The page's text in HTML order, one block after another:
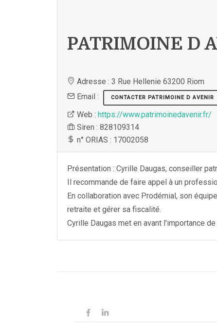
PATRIMOINE D
Adresse : 3 Rue Hellenie 63200 Riom
Email :
CONTACTER PATRIMOINE D AVENIR
Web : https://www.patrimoinedavenir.fr/
Siren : 828109314
n° ORIAS : 17002058
Présentation : Cyrille Daugas, conseiller
Il recommande de faire appel à un
En collaboration avec Prodémial, son
retraite et gérer sa fiscalité.
Cyrille Daugas met en avant l'importance